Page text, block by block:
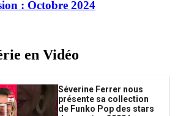
: Octobre 2024
en Vidéo
Séverine Ferrer nous
présente sa collection
de Funko Pop des stars